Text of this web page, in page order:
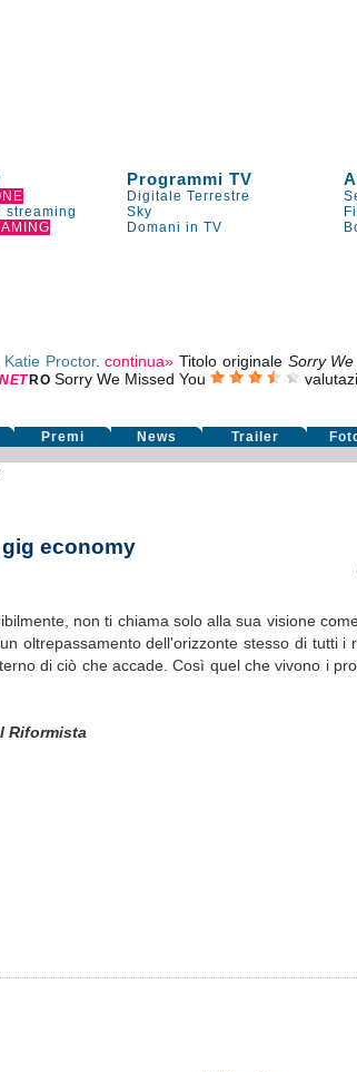
Programmi TV
Digitale Terrestre
streaming Sky
Domani in TV
Katie Proctor.continua» Titolo originale Sorry
NET RO Sorry We Missed You
Premi News Trailer
economy
non ti chiama solo alla sua visione
oltrepassamento dell'orizzonte stesso di tutti i
di ciò che accade. Così quel che vivono i
Riformista